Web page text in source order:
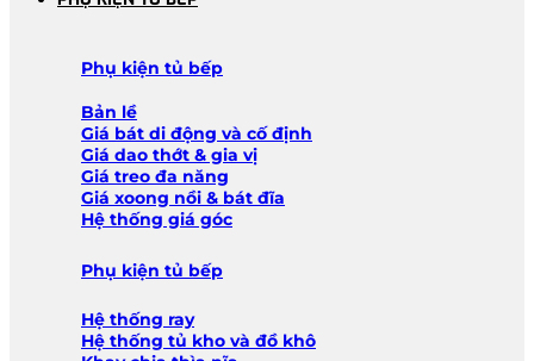
Phụ kiện tủ bếp
Bản lề
Giá bát di động và cố định
Giá dao thớt & gia vị
Giá treo đa năng
Giá xoong nồi & bát đĩa
Hệ thống giá góc
Phụ kiện tủ bếp
Hệ thống ray
Hệ thống tủ kho và đồ khô